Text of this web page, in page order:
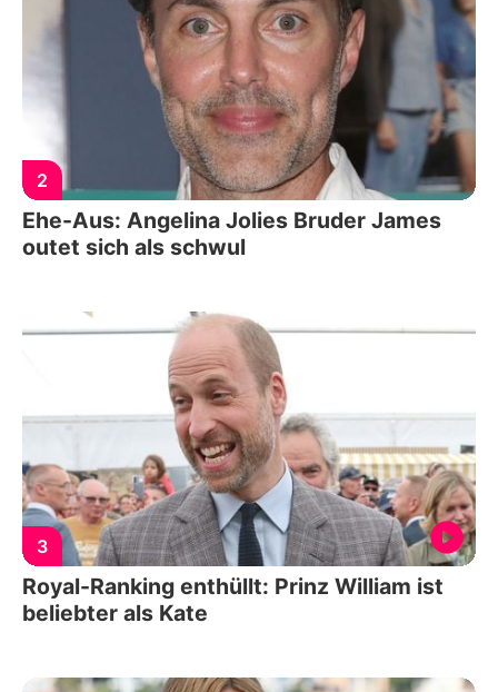
2
Ehe-Aus: Angelina Jolies Bruder James
outet sich als schwul
3
Royal-Ranking enthüllt: Prinz William ist
beliebter als Kate